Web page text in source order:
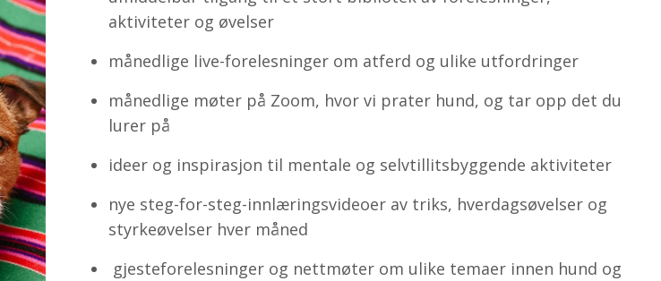
aktiviteter og øvelser
månedlige live-forelesninger om atferd og ulike utfordringer
månedlige møter på Zoom, hvor vi prater hund, og tar opp det du
lurer på
ideer og inspirasjon til mentale og selvtillitsbyggende aktiviteter
nye steg-for-steg-innlæringsvideoer av triks, hverdagsøvelser og
styrkeøvelser hver måned
gjesteforelesninger og nettmøter om ulike temaer innen hund og